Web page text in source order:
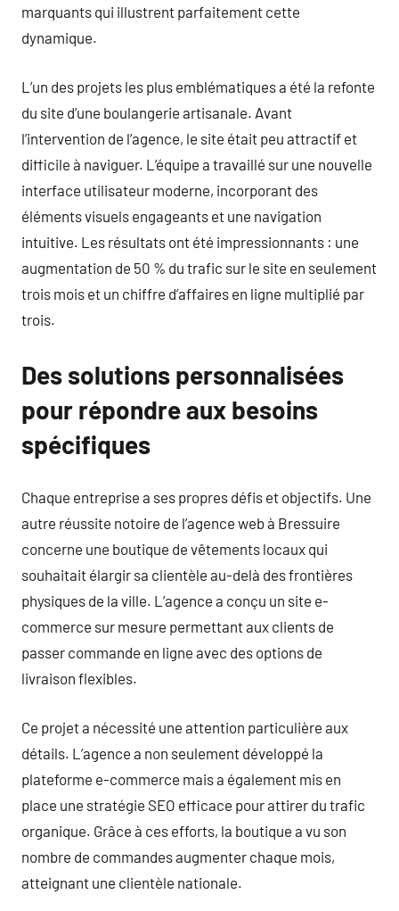
marquants qui illustrent parfaitement cette
dynamique.
L’un des projets les plus emblématiques a été la refonte
du site d’une boulangerie artisanale. Avant
l’intervention de l’agence, le site était peu attractif et
difficile à naviguer. L’équipe a travaillé sur une nouvelle
interface utilisateur moderne, incorporant des
éléments visuels engageants et une navigation
intuitive. Les résultats ont été impressionnants : une
augmentation de 50 % du trafic sur le site en seulement
trois mois et un chiffre d’affaires en ligne multiplié par
trois.
Des solutions personnalisées
pour répondre aux besoins
spécifiques
Chaque entreprise a ses propres défis et objectifs. Une
autre réussite notoire de l’agence web à Bressuire
concerne une boutique de vêtements locaux qui
souhaitait élargir sa clientèle au-delà des frontières
physiques de la ville. L’agence a conçu un site e-
commerce sur mesure permettant aux clients de
passer commande en ligne avec des options de
livraison flexibles.
Ce projet a nécessité une attention particulière aux
détails. L’agence a non seulement développé la
plateforme e-commerce mais a également mis en
place une stratégie SEO efficace pour attirer du trafic
organique. Grâce à ces efforts, la boutique a vu son
nombre de commandes augmenter chaque mois,
atteignant une clientèle nationale.